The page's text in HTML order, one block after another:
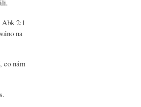
Abk 2:1
na
co nám